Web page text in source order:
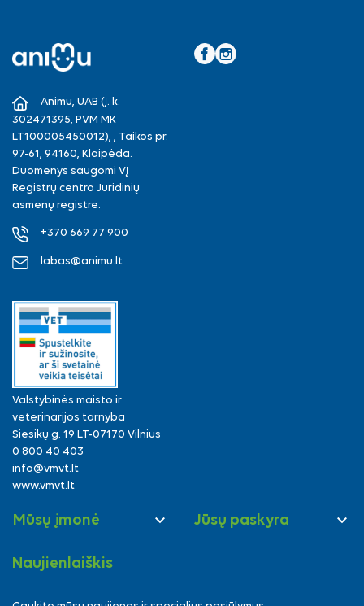
Animu, UAB (Į. k.
302471395, PVM MK
LT100005450012), , Taikos pr.
97-61, 94160, Klaipėda.
Duomenys saugomi VĮ
Registrų centro Juridinių
asmenų registre.
+370 669 77 900
labas@animu.lt
Valstybinės maisto ir
veterinarijos tarnyba
Siesikų g. 19 LT-07170 Vilnius
0 800 40 403
info@vmvt.lt
www.vmvt.lt
Mūsų įmonė  Jūsų paskyra 
Naujienlaiškis